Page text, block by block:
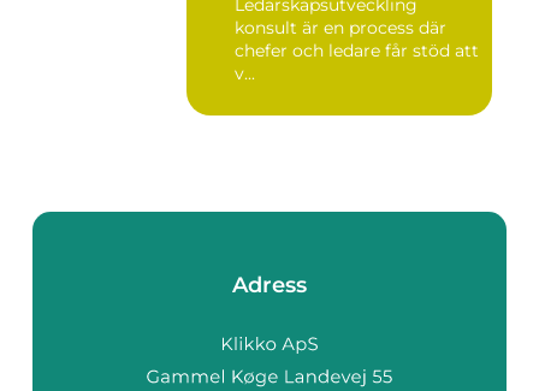
Ledarskapsutveckling
konsult är en process där
chefer och ledare får stöd att
v...
Adress